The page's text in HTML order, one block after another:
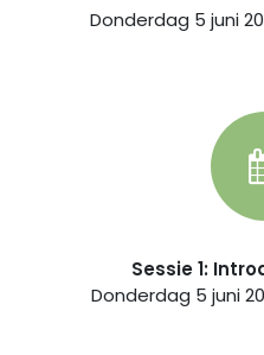
Donderdag 5 juni
Sessie 1:
Donderdag 5 juni